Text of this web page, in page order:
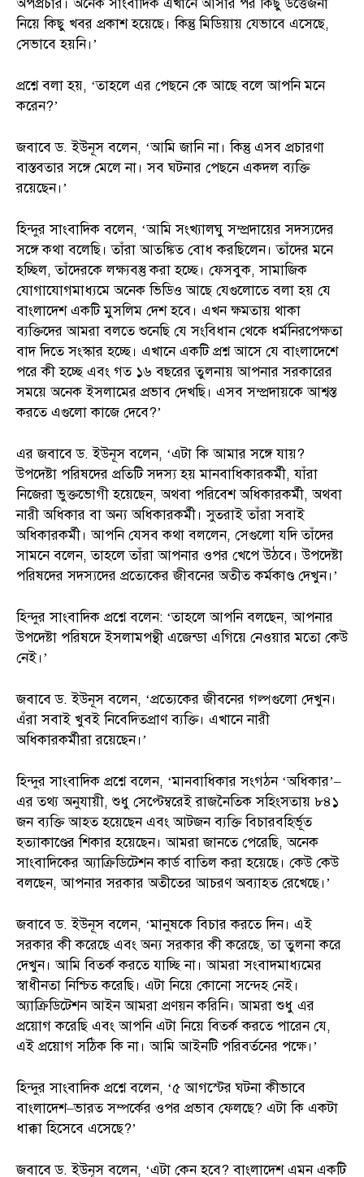
অপপ্রচার। অনেক সাংবাদিক এখানে আসার পর কিছু উত্তেজনা
নিয়ে কিছু খবর প্রকাশ হয়েছে। কিন্তু মিডিয়ায় যেভাবে এসেছে,
সেভাবে হয়নি।’
প্রশ্নে বলা হয়, ‘তাহলে এর পেছনে কে আছে বলে আপনি মনে
করেন?’
জবাবে ড. ইউনূস বলেন, ‘আমি জানি না। কিন্তু এসব প্রচারণা
বাস্তবতার সঙ্গে মেলে না। সব ঘটনার পেছনে একদল ব্যক্তি
রয়েছেন।’
হিন্দুর সাংবাদিক বলেন, ‘আমি সংখ্যালঘু সম্প্রদায়ের সদস্যদের
সঙ্গে কথা বলেছি। তাঁরা আতঙ্কিত বোধ করছিলেন। তাঁদের মনে
হচ্ছিল, তাঁদেরকে লক্ষ্যবস্তু করা হচ্ছে। ফেসবুক, সামাজিক
যোগাযোগমাধ্যমে অনেক ভিডিও আছে যেগুলোতে বলা হয় যে
বাংলাদেশ একটি মুসলিম দেশ হবে। এখন ক্ষমতায় থাকা
ব্যক্তিদের আমরা বলতে শুনেছি যে সংবিধান থেকে ধর্মনিরপেক্ষতা
বাদ দিতে সংস্কার হচ্ছে। এখানে একটি প্রশ্ন আসে যে বাংলাদেশে
পরে কী হচ্ছে এবং গত ১৬ বছরের তুলনায় আপনার সরকারের
সময়ে অনেক ইসলামের প্রভাব দেখছি। এসব সম্প্রদায়কে আশ্বস্ত
করতে এগুলো কাজে দেবে?’
এর জবাবে ড. ইউনূস বলেন, ‘এটা কি আমার সঙ্গে যায়?
উপদেষ্টা পরিষদের প্রতিটি সদস্য হয় মানবাধিকারকর্মী, যাঁরা
নিজেরা ভুক্তভোগী হয়েছেন, অথবা পরিবেশ অধিকারকর্মী, অথবা
নারী অধিকার বা অন্য অধিকারকর্মী। সুতরাই তাঁরা সবাই
অধিকারকর্মী। আপনি যেসব কথা বললেন, সেগুলো যদি তাঁদের
সামনে বলেন, তাহলে তাঁরা আপনার ওপর খেপে উঠবে। উপদেষ্টা
পরিষদের সদস্যদের প্রত্যেকের জীবনের অতীত কর্মকাণ্ড দেখুন।’
হিন্দুর সাংবাদিক প্রশ্নে বলেন: ‘তাহলে আপনি বলছেন, আপনার
উপদেষ্টা পরিষদে ইসলামপন্থী এজেন্ডা এগিয়ে নেওয়ার মতো কেউ
নেই।’
জবাবে ড. ইউনূস বলেন, ‘প্রত্যেকের জীবনের গল্পগুলো দেখুন।
এঁরা সবাই খুবই নিবেদিতপ্রাণ ব্যক্তি। এখানে নারী
অধিকারকর্মীরা রয়েছেন।’
হিন্দুর সাংবাদিক প্রশ্নে বলেন, ‘মানবাধিকার সংগঠন ‘অধিকার’–
এর তথ্য অনুযায়ী, শুধু সেপ্টেম্বরেই রাজনৈতিক সহিংসতায় ৮৪১
জন ব্যক্তি আহত হয়েছেন এবং আটজন ব্যক্তি বিচারবহির্ভূত
হত্যাকাণ্ডের শিকার হয়েছেন। আমরা জানতে পেরেছি, অনেক
সাংবাদিকের অ্যাক্রিডিটেশন কার্ড বাতিল করা হয়েছে। কেউ কেউ
বলছেন, আপনার সরকার অতীতের আচরণ অব্যাহত রেখেছে।’
জবাবে ড. ইউনূস বলেন, ‘মানুষকে বিচার করতে দিন। এই
সরকার কী করেছে এবং অন্য সরকার কী করেছে, তা তুলনা করে
দেখুন। আমি বিতর্ক করতে যাচ্ছি না। আমরা সংবাদমাধ্যমের
স্বাধীনতা নিশ্চিত করেছি। এটা নিয়ে কোনো সন্দেহ নেই।
অ্যাক্রিডিটেশন আইন আমরা প্রণয়ন করিনি। আমরা শুধু এর
প্রয়োগ করেছি এবং আপনি এটা নিয়ে বিতর্ক করতে পারেন যে,
এই প্রয়োগ সঠিক কি না। আমি আইনটি পরিবর্তনের পক্ষে।’
হিন্দুর সাংবাদিক প্রশ্নে বলেন, ‘৫ আগস্টের ঘটনা কীভাবে
বাংলাদেশ–ভারত সম্পর্কের ওপর প্রভাব ফেলছে? এটা কি একটা
ধাক্কা হিসেবে এসেছে?’
জবাবে ড. ইউনূস বলেন, ‘এটা কেন হবে? বাংলাদেশ এমন একটি